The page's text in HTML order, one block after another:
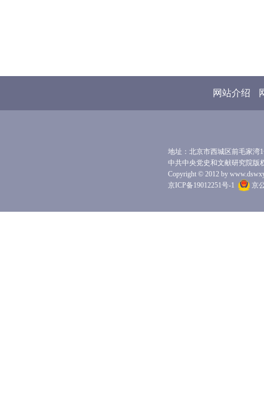
网站介绍
地址：北京市西城区前毛家湾
中共中央党史和文献研究院版
Copyright © 2012 by
京ICP备19012251号-1
京